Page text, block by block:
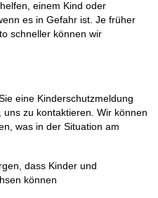
einem Kind oder
es in Gefahr ist. Je früher
schneller können wir
eine Kinderschutzmeldung
zu kontaktieren. Wir können
was in der Situation am
dass Kinder und
können